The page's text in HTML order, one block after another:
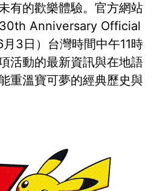
有的歡樂體驗。官方網站
30th Anniversary Official
3日）台灣時間中午11時
活動的最新資訊與在地語
重溫寶可夢的經典歷史與